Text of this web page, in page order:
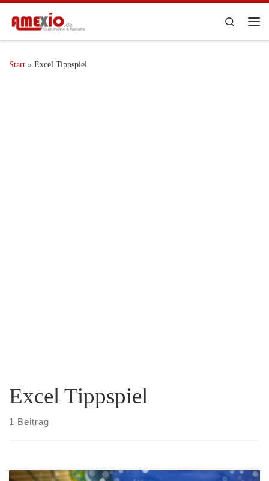
Zum Inhalt springen
Search
Start » Excel Tippspiel
Excel Tippspiel
1 Beitrag